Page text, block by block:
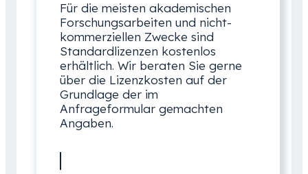
Für die meisten akademischen
Forschungsarbeiten und nicht-
kommerziellen Zwecke sind
Standardlizenzen kostenlos
erhältlich. Wir beraten Sie gerne
über die Lizenzkosten auf der
Grundlage der im
Anfrageformular gemachten
Angaben.